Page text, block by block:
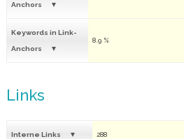
Anchors
Keywords in Link-
Anchors
8.9 %
Links
Interne Links 288